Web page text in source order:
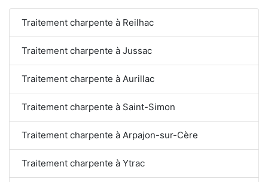
Traitement charpente à Reilhac
Traitement charpente à Jussac
Traitement charpente à Aurillac
Traitement charpente à Saint-Simon
Traitement charpente à Arpajon-sur-Cère
Traitement charpente à Ytrac